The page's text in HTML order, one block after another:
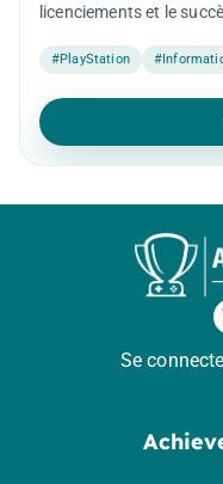
licenciements et le
#PlayStation
Se